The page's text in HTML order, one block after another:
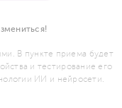
В пункте приема будет
и тестирование его
ИИ и нейросети.